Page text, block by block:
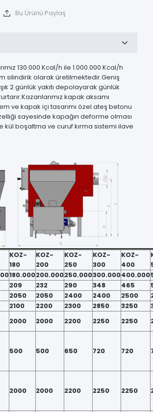
Bu Ürünü Paylaş
130.000 Kcal/h ile 1.000.000 Kcal/h
silindirik olarak üretilmektedir.Geniş
2 günlük yakıtı depolayarak günlük
kapak aksamı
ve kapak içi tasarımı özel ateş betonu
sayesinde kapağın deforme olması
boşaltma ve curuf kırma sistemi ilave
KOZ-
180
KOZ-
200
KOZ-
250
KOZ-
300
KOZ-
400
180.000200.000250.000300.000400.000
209 232 290 348 465
2050 2050 2400 2400 2500
2100 2200 2300 2850 3250
2000 2000 2200 2250 2250
500 500 650 720 720
2000 2000 2200 2250 2250